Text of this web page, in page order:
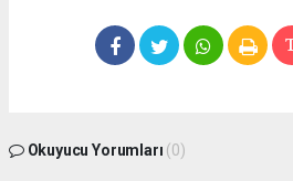
Okuyucu Yorumları (0)